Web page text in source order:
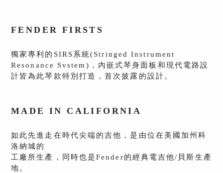
FENDER FIRSTS
獨家專利的SIRS系統(Stringed Instrument
Resonance Svstem)，內嵌式琴身面板和現代電路設
計皆為此琴款特別打造，首次披露 的設計。
MADE IN CALIFORNIA
如此先進走在時代尖端的吉他，是由位在美國加州科
洛納城的
工廠所生產，同時也是Fender的經典電吉他/貝斯生產
地。